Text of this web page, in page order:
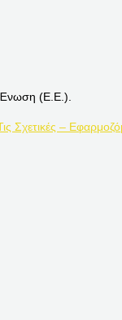
Ένωση (Ε.Ε.).
Σχετικές –